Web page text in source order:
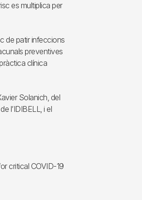
es multiplica per
de patir infeccions
preventives
clínica
Solanich, del
l’IDIBELL, i el
critical COVID-19